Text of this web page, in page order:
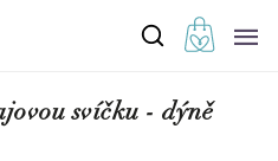
svíčku - dýně